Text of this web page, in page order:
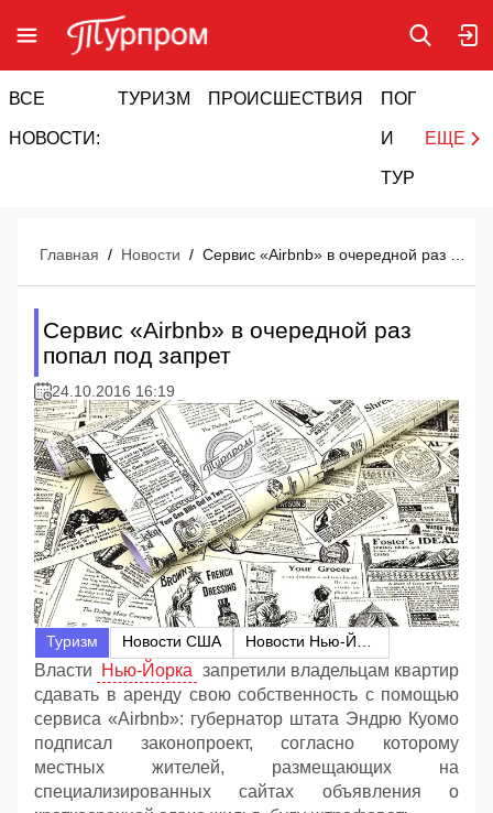
ВСЕ
НОВОСТИ:
ТУРИЗМ ПРОИСШЕСТВИЯ ПОГОДА
И
ТУРИЗМ
ЕЩЕ
Главная / Новости /
Сервис «Airbnb» в очередной раз
попал под запрет
24.10.2016 16:19
Туризм Новости США
Власти Нью-Йорка запретили владельцам квартир
сдавать в аренду свою собственность с помощью
сервиса «Airbnb»: губернатор штата Эндрю Куомо
подписал законопроект, согласно которому
местных жителей, размещающих на
специализированных сайтах объявления о